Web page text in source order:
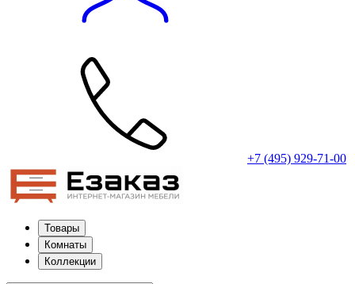
+7 (495) 929-71-00
Товары
Комнаты
Коллекции